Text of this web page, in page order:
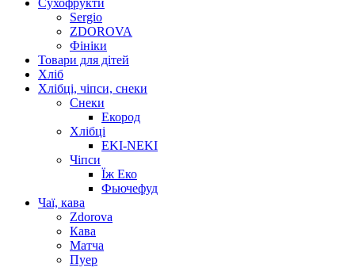
Сухофрукти
Sergio
ZDOROVA
Фініки
Товари для дітей
Хліб
Хлібці, чіпси, снеки
Снеки
Екород
Хлібці
EKI-NEKI
Чіпси
Їж Еко
Фьючефуд
Чаї, кава
Zdorova
Кава
Матча
Пуер